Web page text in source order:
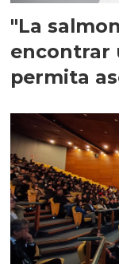
"La
encontrar
permita